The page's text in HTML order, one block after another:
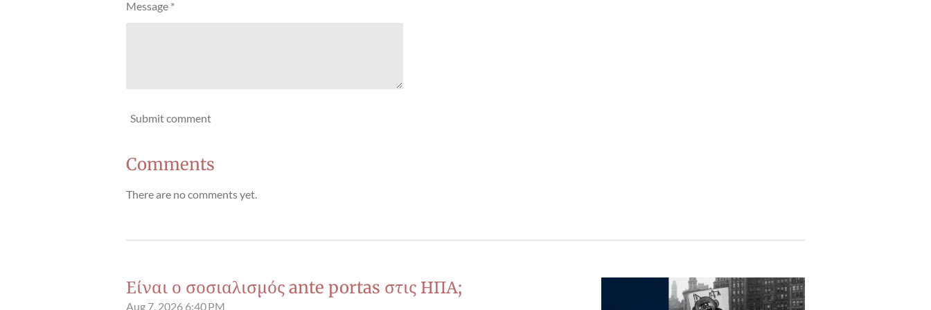
Message *
Submit comment
Comments
There are no comments yet.
Είναι ο σοσιαλισμός ante portas στις ΗΠΑ;
Aug 7, 2026 6:40 PM